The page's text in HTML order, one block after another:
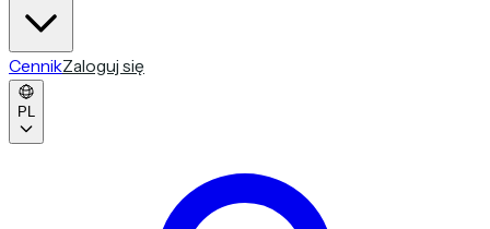
CennikZaloguj się
PL